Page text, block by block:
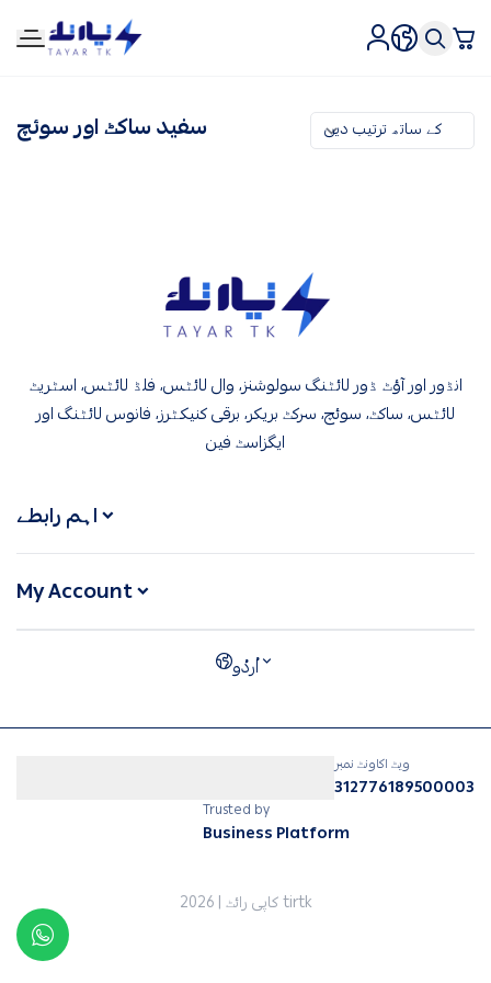
tirtk
سفید ساکٹ اور سوئچ
انڈور اور آؤٹ ڈور لائٹنگ سولوشنز، وال لائٹس، فلڈ لائٹس، اسٹریٹ
لائٹس، ساکٹ، سوئچ، سرکٹ بریکر، برقی کنیکٹرز، فانوس لائٹنگ اور
ایگزاسٹ فین
اہم رابطے
My Account
ویٹ اکاونٹ نمبر
312776189500003
Trusted by
Business Platform
کاپی رائٹ | 2026tirtk